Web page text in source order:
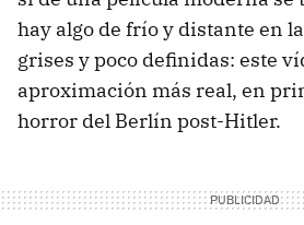
hay algo de frío y distante en
grises y poco definidas: este
aproximación más real, en
horror del Berlín post-Hitler.